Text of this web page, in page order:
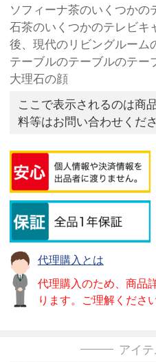
ソフィーナ茶のいくつか
石茶のいくつかのテレビ
後、現代のリビングルー
テーブルのテーブルのテ
大理石の顔
ここで表示されるのは商
料等はお問い合わせくだ
代理購入とは
代理購入のため、商品
ります。ご理解ください
アイ